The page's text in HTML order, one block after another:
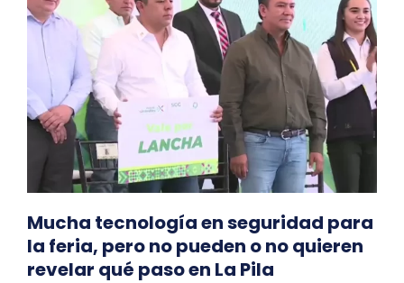
Mucha tecnología en seguridad para
la feria, pero no pueden o no quieren
revelar qué paso en La Pila